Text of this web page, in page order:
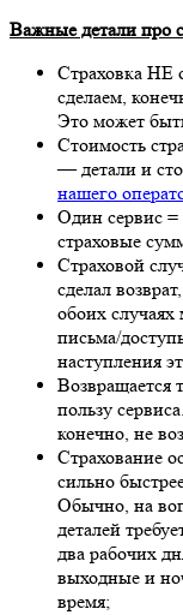
Важные детали про
Страховка НЕ
сделаем,
Это может
Стоимость
— детали и
нашего
Один сервис =
страховые
Страховой
сделал
обоих
письма/
наступления
Возвращается
пользу
конечно, не
Страхование
сильно
Обычно, на
деталей
два рабочих
выходные и
время;